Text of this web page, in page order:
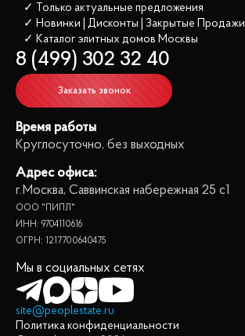
✓ Только актуальные предложения
✓ Новинки | Дисконты | Закрытые Продажи
✓ Каталог элитных домов Москвы
8 (499) 302 32 40
Заказать звонок
Время работы
Круглосуточно, без выходных
Адрес офиса:
г.Москва, Саввинская набережная 25 с1
ООО "ПИПЛ"
ИНН: 9704110616
ОГРН: 1217700640475
Мы в социальных сетях
site@peoplestate.ru
Политика конфиденциальности